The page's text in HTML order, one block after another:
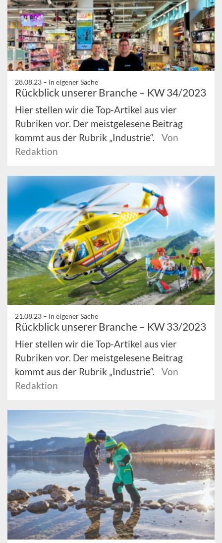
28.08.23 – In eigener Sache
Rückblick unserer Branche – KW 34/2023
Hier stellen wir die Top-Artikel aus vier
Rubriken vor. Der meistgelesene Beitrag
kommt aus der Rubrik „Industrie“.
Von
Redaktion
21.08.23 – In eigener Sache
Rückblick unserer Branche – KW 33/2023
Hier stellen wir die Top-Artikel aus vier
Rubriken vor. Der meistgelesene Beitrag
kommt aus der Rubrik „Industrie“.
Von
Redaktion